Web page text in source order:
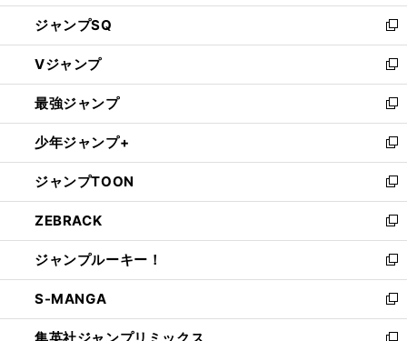
し
い
ウ
ィ
ン
ド
ウ
で
開
く
ジャンプSQ
新
し
い
ウ
ィ
ン
ド
ウ
で
開
く
Vジャンプ
新
し
い
ウ
ィ
ン
ド
ウ
で
開
く
最強ジャンプ
新
し
い
ウ
ィ
ン
ド
ウ
で
開
く
少年ジャンプ+
新
し
い
ウ
ィ
ン
ド
ウ
で
開
く
ジャンプTOON
新
し
い
ウ
ィ
ン
ド
ウ
ZEBRACK
新
し
い
ウ
ィ
ン
ジャンプルーキー！
新
し
い
ウ
S-MANGA
新
し